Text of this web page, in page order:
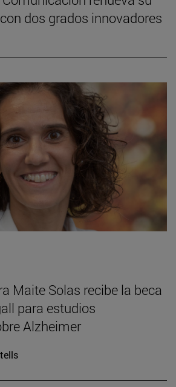
dos grados innovadores
Maite Solas recibe la beca
para estudios
Alzheimer